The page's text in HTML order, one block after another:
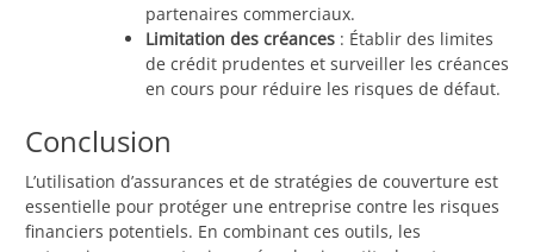
partenaires commerciaux.
Limitation des créances : Établir des limites
de crédit prudentes et surveiller les créances
en cours pour réduire les risques de défaut.
Conclusion
L’utilisation d’assurances et de stratégies de couverture est
essentielle pour protéger une entreprise contre les risques
financiers potentiels. En combinant ces outils, les